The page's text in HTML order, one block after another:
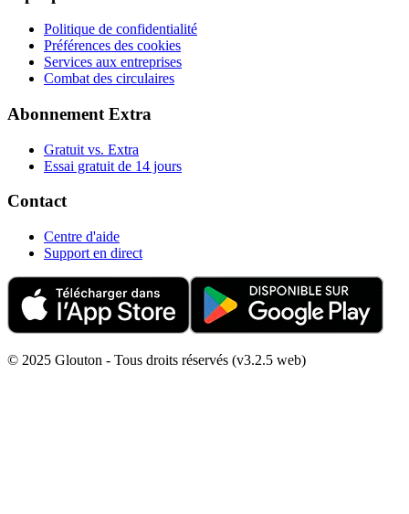
Politique de confidentialité
Préférences des cookies
Services aux entreprises
Combat des circulaires
Abonnement Extra
Gratuit vs. Extra
Essai gratuit de 14 jours
Contact
Centre d'aide
Support en direct
© 2025 Glouton - Tous droits réservés (v3.2.5 web)